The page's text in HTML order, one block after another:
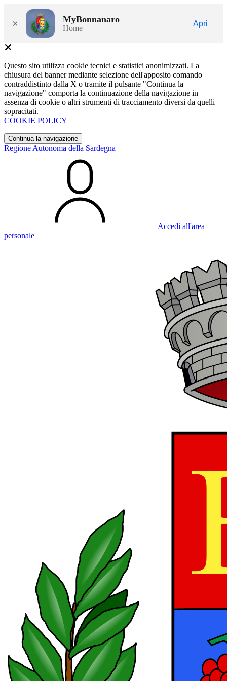
× MyBonnanaro
Home
Apri
Questo sito utilizza cookie tecnici e statistici anonimizzati. La
chiusura del banner mediante selezione dell'apposito comando
contraddistinto dalla X o tramite il pulsante "Continua la
navigazione" comporta la continuazione della navigazione in
assenza di cookie o altri strumenti di tracciamento diversi da quelli
sopracitati.
COOKIE POLICY
Continua la navigazione
Regione Autonoma della Sardegna
Accedi all'area
personale